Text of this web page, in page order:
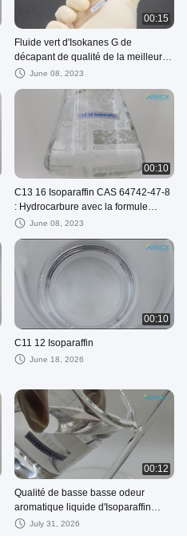
00:15
Fluide vert d'Isokanes G de
décapant de qualité de la meilleure
qualité de CAS 64742-48-9 pour
June 08, 2023
00:10
C13 16 Isoparaffin CAS 64742-47-8
: Hydrocarbure avec la formule
moléculaire C14H30 pour l'usage
June 08, 2023
00:10
C11 12 Isoparaffin
June 18, 2026
00:12
Qualité de basse basse odeur
aromatique liquide d'Isoparaffin
bonne de Chine
July 31, 2026